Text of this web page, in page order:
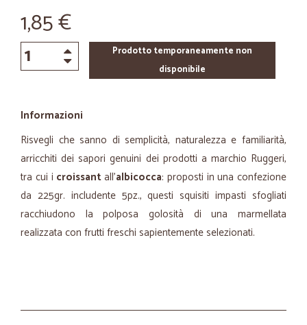
1,85 €
Prodotto temporaneamente non
disponibile
Informazioni
Risvegli che sanno di semplicità, naturalezza e familiarità,
arricchiti dei sapori genuini dei prodotti a marchio Ruggeri,
tra cui i croissantall'albicocca: proposti in una confezione
da 225gr. includente 5pz., questi squisiti impasti sfogliati
racchiudono la polposa golosità di una marmellata
realizzata con frutti freschi sapientemente selezionati.